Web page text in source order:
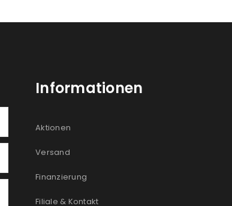
Informationen
Aktionen
Versand
Finanzierung
Filiale & Kontakt